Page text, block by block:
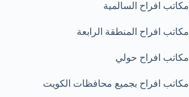
مكاتب افراح السالمية
مكاتب افراح المنطقة الرابعة
مكاتب افراح حولي
مكاتب افراح بجميع محافظات الكويت